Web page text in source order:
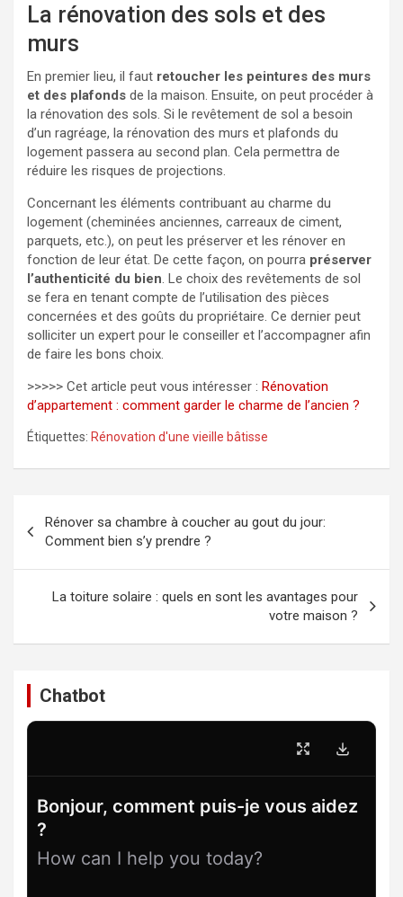
La rénovation des sols et des
murs
En premier lieu, il faut retoucher les peintures des murs
et des plafonds de la maison. Ensuite, on peut procéder à
la rénovation des sols. Si le revêtement de sol a besoin
d’un ragréage, la rénovation des murs et plafonds du
logement passera au second plan. Cela permettra de
réduire les risques de projections.
Concernant les éléments contribuant au charme du
logement (cheminées anciennes, carreaux de ciment,
parquets, etc.), on peut les préserver et les rénover en
fonction de leur état. De cette façon, on pourra préserver
l’authenticité du bien. Le choix des revêtements de sol
se fera en tenant compte de l’utilisation des pièces
concernées et des goûts du propriétaire. Ce dernier peut
solliciter un expert pour le conseiller et l’accompagner afin
de faire les bons choix.
>>>>> Cet article peut vous intéresser : Rénovation
d’appartement : comment garder le charme de l’ancien ?
Étiquettes: Rénovation d'une vieille bâtisse
de
l’article
Rénover sa chambre à coucher au gout du jour:
Comment bien s’y prendre ?
La toiture solaire : quels en sont les avantages pour
votre maison ?
Chatbot
Bonjour, comment puis-je vous aidez
?
How can I help you today?